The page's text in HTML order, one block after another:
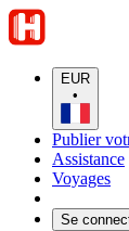
EUR
•
Publier
Assistance
Voyages
Se